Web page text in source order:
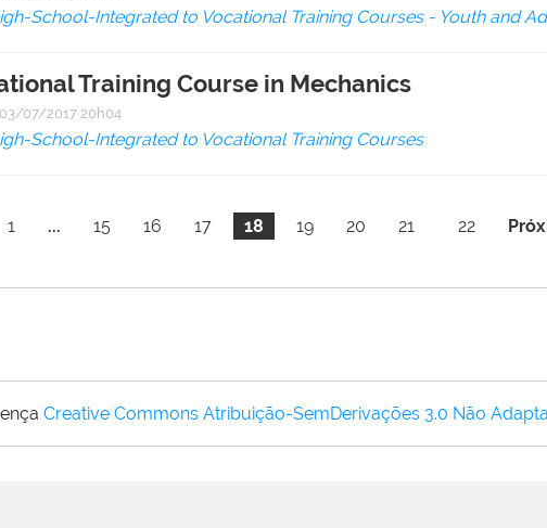
School-Integrated to Vocational Training Courses - Youth and
Training Course in Mechanics
03/07/2017 20h04
School-Integrated to Vocational Training Courses
1 ... 15 16 17 18 19 20 21 22
Creative Commons Atribuição-SemDerivações 3.0 Não